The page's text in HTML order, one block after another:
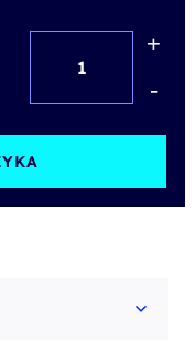
Data
Science
+
-